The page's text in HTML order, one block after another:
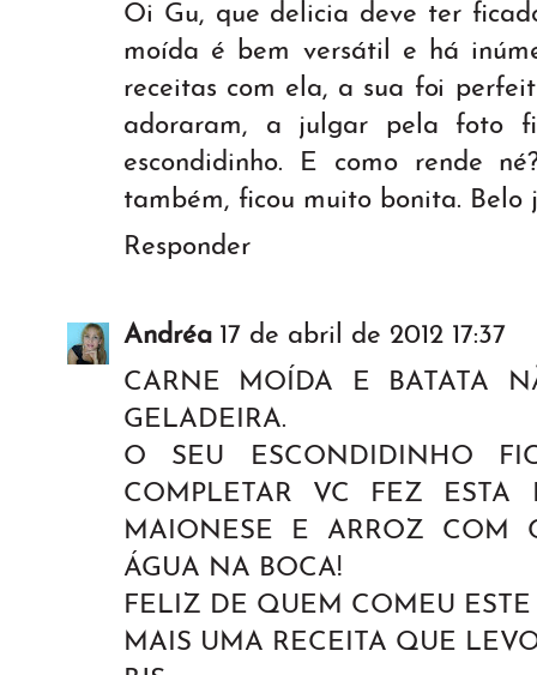
Oi Gu, que delicia deve ter
moída é bem versátil e há
receitas com ela, a sua foi
adoraram, a julgar pela foto
escondidinho. E como rende
também, ficou muito bonita. Belo
Responder
Andréa 17 de abril de 2012 17:37
CARNE MOÍDA E BATATA
GELADEIRA.
O SEU ESCONDIDINHO
COMPLETAR VC FEZ ESTA
MAIONESE E ARROZ COM
ÁGUA NA BOCA!
FELIZ DE QUEM COMEU
MAIS UMA RECEITA QUE